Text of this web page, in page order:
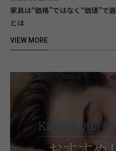
家具は“価格”ではなく“価値”で
とは
VIEW MORE